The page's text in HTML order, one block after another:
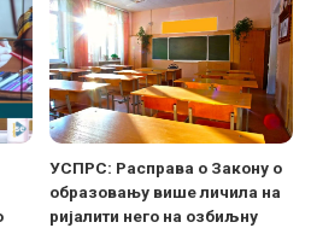
УСПРС: Расправа о Закону о
образовању више личила на
ријалити него на озбиљну